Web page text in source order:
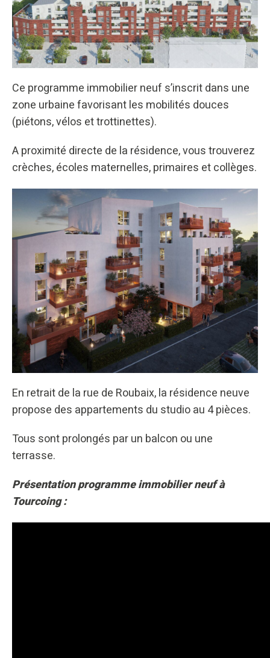
Ce programme immobilier neuf s’inscrit dans une
zone urbaine favorisant les mobilités douces
(piétons, vélos et trottinettes).
A proximité directe de la résidence, vous trouverez
crèches, écoles maternelles, primaires et collèges.
En retrait de la rue de Roubaix, la résidence neuve
propose des appartements du studio au 4 pièces.
Tous sont prolongés par un balcon ou une
terrasse.
Présentation programme immobilier neuf à
Tourcoing :